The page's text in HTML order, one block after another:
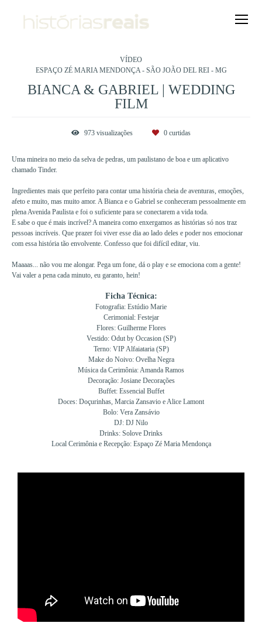
VÍDEO
ESPAÇO ZÉ MARIA MENDONÇA - SÃO JOÃO DEL REI - MG
BIANCA & GABRIEL | WEDDING
FILM
973 visualizações 0 curtidas
Uma mineira no meio da selva de pedras, um paulistano de boa e um aplicativo
chamado Tinder.
Ingredientes mais que perfeito para contar uma história cheia de aventuras, emoções,
afeto e muito, mas muito amor. A Bianca e o Gabriel se conheceram pessoalmente em
plena Avenida Paulista e foi o suficiente para se conectarem a vida toda.
E sabe o que é mais incrível? A maneira como enxergamos as histórias só nos traz
pessoas incríveis. Que prazer foi viver esse dia ao lado deles e poder nos emocionar
com essa história tão envolvente. Confesso que foi difícil editar, viu.
Maaaas... não vou me alongar. Pega um fone, dá o play e se emociona com a gente!
Vai valer a pena cada minuto, eu garanto, hein!
Ficha Técnica:
Fotografia: Estúdio Marie
Cerimonial: Festejar
Flores: Guilherme Flores
Vestido: Odut by Occasion (SP)
Terno: VIP Alfaiataria (SP)
Make do Noivo: Ovelha Negra
Música da Cerimônia: Amanda Ramos
Decoração: Josiane Decorações
Buffet: Essencial Buffet
Doces: Doçurinhas, Marcia Zansavio e Alice Lamont
Bolo: Vera Zansávio
DJ: DJ Nilo
Drinks: Solove Drinks
Local Cerimônia e Recepção: Espaço Zé Maria Mendonça